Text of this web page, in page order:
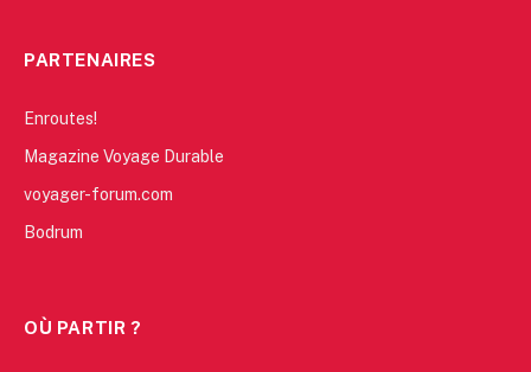
PARTENAIRES
Enroutes!
Magazine Voyage Durable
voyager-forum.com
Bodrum
OÙ PARTIR ?